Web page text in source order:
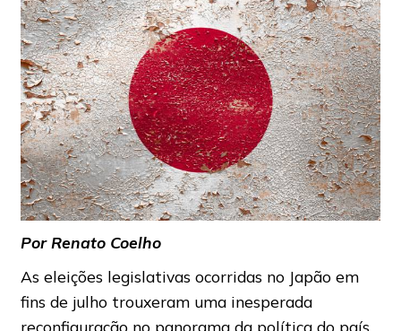
Por Renato Coelho
As eleições legislativas ocorridas no Japão em
fins de julho trouxeram uma inesperada
reconfiguração no panorama da política do país,